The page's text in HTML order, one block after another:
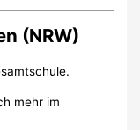
(NRW)
mehr im